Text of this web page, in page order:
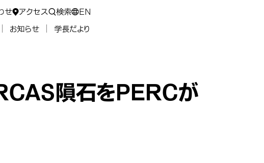
せ アクセス 検索 EN
お知らせ 学長だより
隕石をPERCが